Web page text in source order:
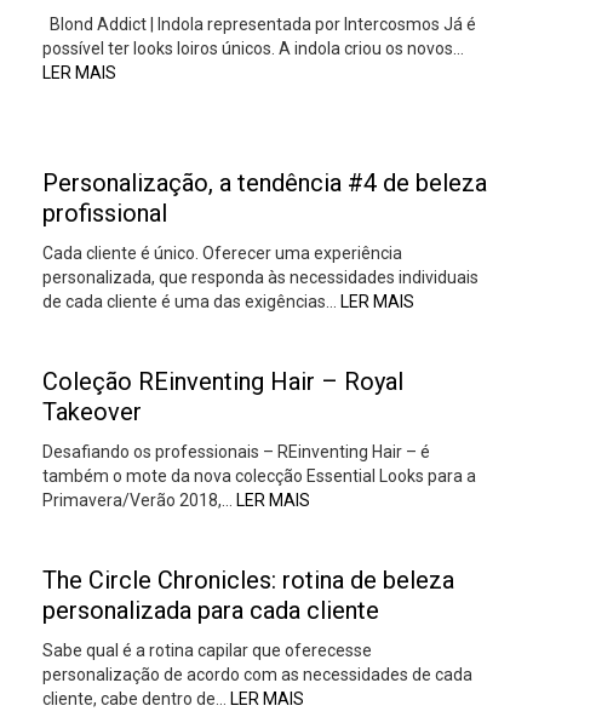
Blond Addict | Indola representada por Intercosmos Já é
possível ter looks loiros únicos. A indola criou os novos…
LER MAIS
Personalização, a tendência #4 de beleza
profissional
Cada cliente é único. Oferecer uma experiência
personalizada, que responda às necessidades individuais
de cada cliente é uma das exigências…
LER MAIS
Coleção REinventing Hair – Royal
Takeover
Desafiando os professionais – REinventing Hair – é
também o mote da nova colecção Essential Looks para a
Primavera/Verão 2018,…
LER MAIS
The Circle Chronicles: rotina de beleza
personalizada para cada cliente
Sabe qual é a rotina capilar que oferecesse
personalização de acordo com as necessidades de cada
cliente, cabe dentro de…
LER MAIS